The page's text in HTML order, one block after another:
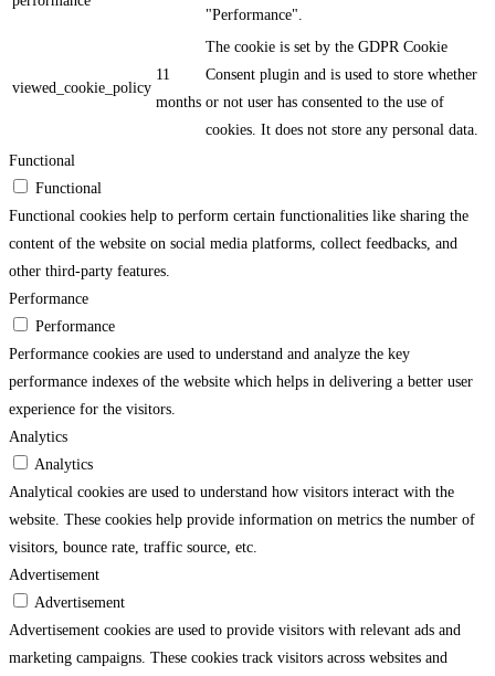
"Performance".
viewed_cookie_policy
11
months
The cookie is set by the GDPR Cookie
Consent plugin and is used to store whether
or not user has consented to the use of
cookies. It does not store any personal data.
Functional
Functional
Functional cookies help to perform certain functionalities like sharing the
content of the website on social media platforms, collect feedbacks, and
other third-party features.
Performance
Performance
Performance cookies are used to understand and analyze the key
performance indexes of the website which helps in delivering a better user
experience for the visitors.
Analytics
Analytics
Analytical cookies are used to understand how visitors interact with the
website. These cookies help provide information on metrics the number of
visitors, bounce rate, traffic source, etc.
Advertisement
Advertisement
Advertisement cookies are used to provide visitors with relevant ads and
marketing campaigns. These cookies track visitors across websites and